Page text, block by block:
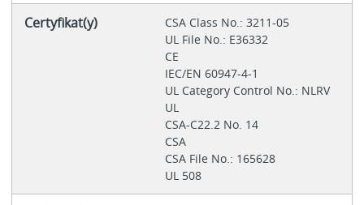
Certyfikat(y)
CSA Class No.: 3211-05
UL File No.: E36332
CE
IEC/EN 60947-4-1
UL Category Control No.: NLRV
UL
CSA-C22.2 No. 14
CSA
CSA File No.: 165628
UL 508